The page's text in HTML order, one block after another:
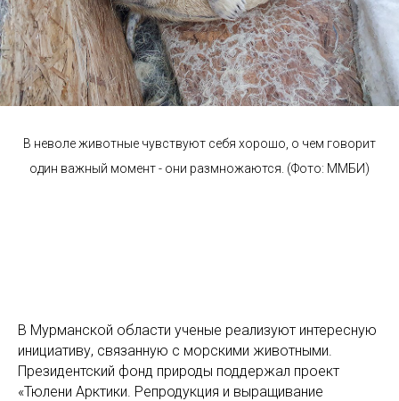
В неволе животные чувствуют себя хорошо, о чем говорит
один важный момент - они размножаются. (Фото: ММБИ)
В Мурманской области ученые реализуют интересную
инициативу, связанную с морскими животными.
Президентский фонд природы поддержал проект
«Тюлени Арктики. Репродукция и выращивание